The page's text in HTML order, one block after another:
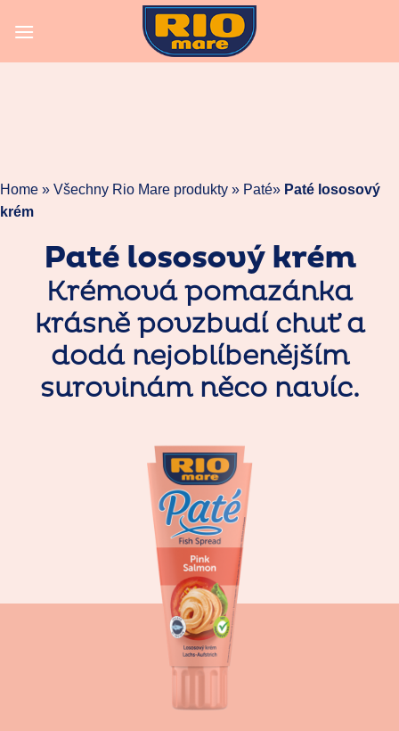
Home » Všechny Rio Mare produkty » Paté» Paté lososový
krém
Paté lososový krém
Krémová pomazánka
krásně povzbudí chuť a
dodá nejoblíbenějším
surovinám něco navíc.